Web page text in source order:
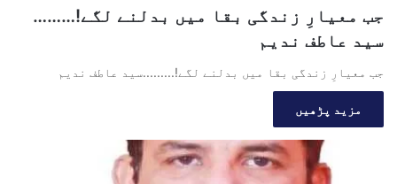
جب معیارِ زندگی بقا میں بدلنے لگے!………
سید عاطف ندیم
جب معیارِ زندگی بقا میں بدلنے لگے!.........سید عاطف ندیم
مزید پڑھیں